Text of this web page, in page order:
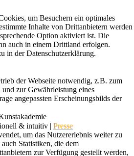
& intuitiv | Presse
um Besuchern ein optimales
Inhalte von Drittanbietern werden
Option aktiviert ist. Die
auch in einem Drittland erfolgen.
in der Datenschutzerklärung.
der Webseite notwendig, z.B. zum
zur Gewährleistung eines
angepassten Erscheinungsbilds der
um das Nutzererlebnis weiter zu
Statistiken, die dem
zur Verfügung gestellt werden,